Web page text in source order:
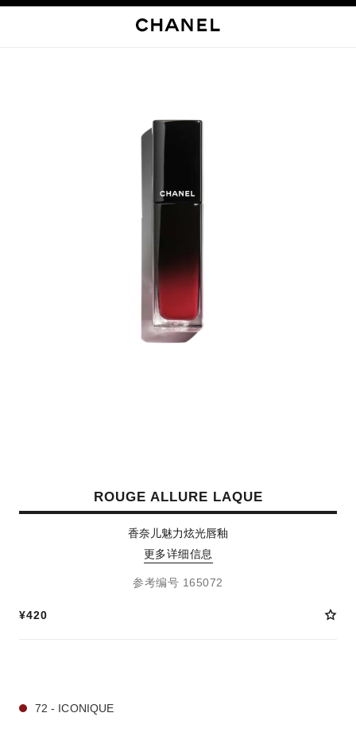
ROUGE ALLURE LAQUE
香奈儿魅力炫光唇釉
更多详细信息
参考编号 165072
¥420
72 - ICONIQUE